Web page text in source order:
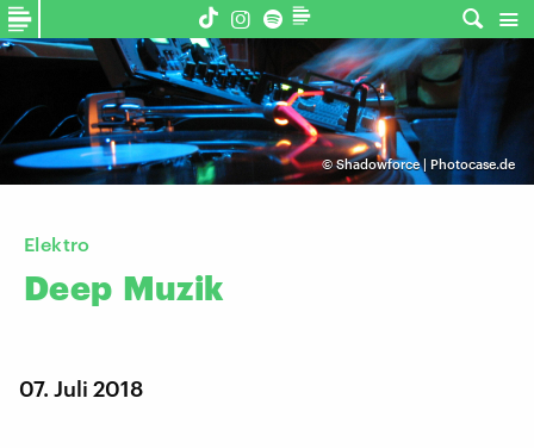
©Shadowforce | Photocase.de
Elektro
Deep Muzik
07. Juli 2018